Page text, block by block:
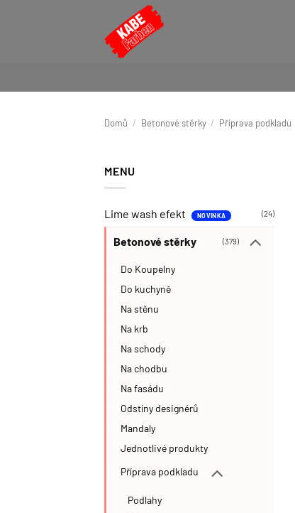
Domů / Betonové stěrky / Příprava podkladu
MENU
Lime wash efekt (24)
Betonové stěrky (379)
Do Koupelny
Do kuchyně
Na stěnu
Na krb
Na schody
Na chodbu
Na fasádu
Odstíny designérů
Mandaly
Jednotlivé produkty
Příprava podkladu
Podlahy